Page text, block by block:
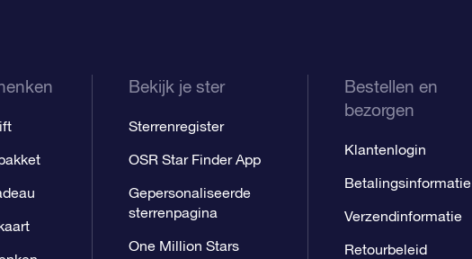
Bekijk je ster
Sterrenregister
OSR Star Finder App
Gepersonaliseerde
sterrenpagina
One Million Stars
Bestellen en
bezorgen
Klantenlogin
Betalingsinformatie
Verzendinformatie
Retourbeleid